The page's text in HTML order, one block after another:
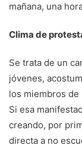
mañana, una
Clima de
Se trata de un
jóvenes,
los miembros de
Si esa
creando, por
directa a no